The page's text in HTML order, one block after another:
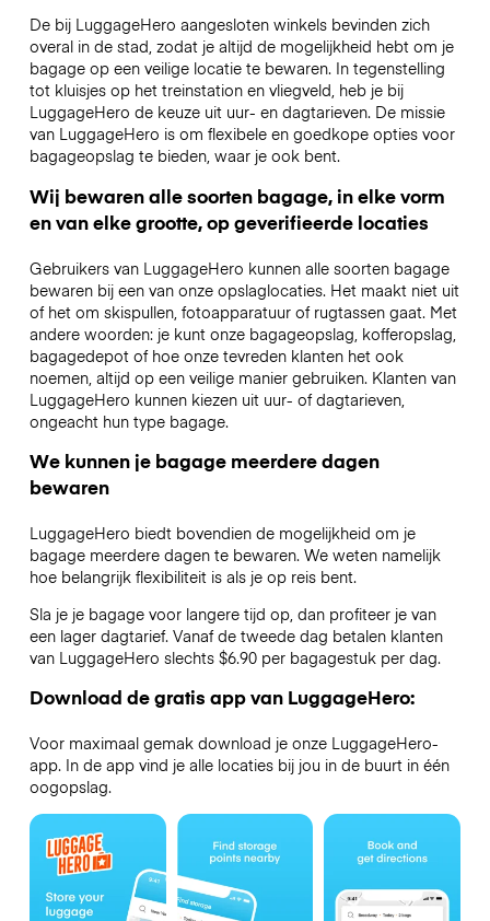
De bij LuggageHero aangesloten winkels bevinden zich
overal in de stad, zodat je altijd de mogelijkheid hebt om je
bagage op een veilige locatie te bewaren. In tegenstelling
tot kluisjes op het treinstation en vliegveld, heb je bij
LuggageHero de keuze uit uur- en dagtarieven. De missie
van LuggageHero is om flexibele en goedkope opties voor
bagageopslag te bieden, waar je ook bent.
Wij bewaren alle soorten bagage, in elke vorm
en van elke grootte, op geverifieerde locaties
Gebruikers van LuggageHero kunnen alle soorten bagage
bewaren bij een van onze opslaglocaties. Het maakt niet uit
of het om skispullen, fotoapparatuur of rugtassen gaat. Met
andere woorden: je kunt onze bagageopslag, kofferopslag,
bagagedepot of hoe onze tevreden klanten het ook
noemen, altijd op een veilige manier gebruiken. Klanten van
LuggageHero kunnen kiezen uit uur- of dagtarieven,
ongeacht hun type bagage.
We kunnen je bagage meerdere dagen
bewaren
LuggageHero biedt bovendien de mogelijkheid om je
bagage meerdere dagen te bewaren. We weten namelijk
hoe belangrijk flexibiliteit is als je op reis bent.
Sla je je bagage voor langere tijd op, dan profiteer je van
een lager dagtarief. Vanaf de tweede dag betalen klanten
van LuggageHero slechts $6.90 per bagagestuk per dag.
Download de gratis app van LuggageHero:
Voor maximaal gemak download je onze LuggageHero-
app. In de app vind je alle locaties bij jou in de buurt in één
oogopslag.